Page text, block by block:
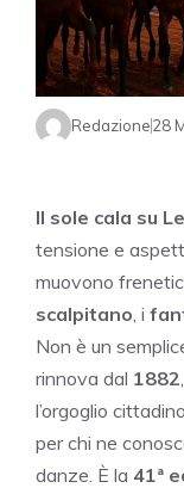
Redazione28
Il sole cala su
tensione e
muovono
scalpitano , i
Non è un
rinnova dal 1882
l’orgoglio
per chi ne
danze. È la 41ª